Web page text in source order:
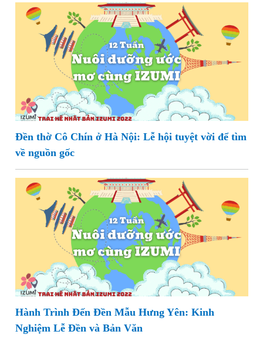
Đền thờ Cô Chín ở Hà Nội: Lễ hội tuyệt vời để tìm
về nguồn gốc
Hành Trình Đến Đền Mẫu Hưng Yên: Kinh
Nghiệm Lễ Đền và Bản Văn